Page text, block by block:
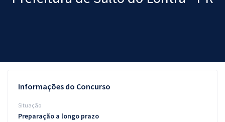
Questões grátis
Informações do Concurso
Situação
Preparação a longo prazo